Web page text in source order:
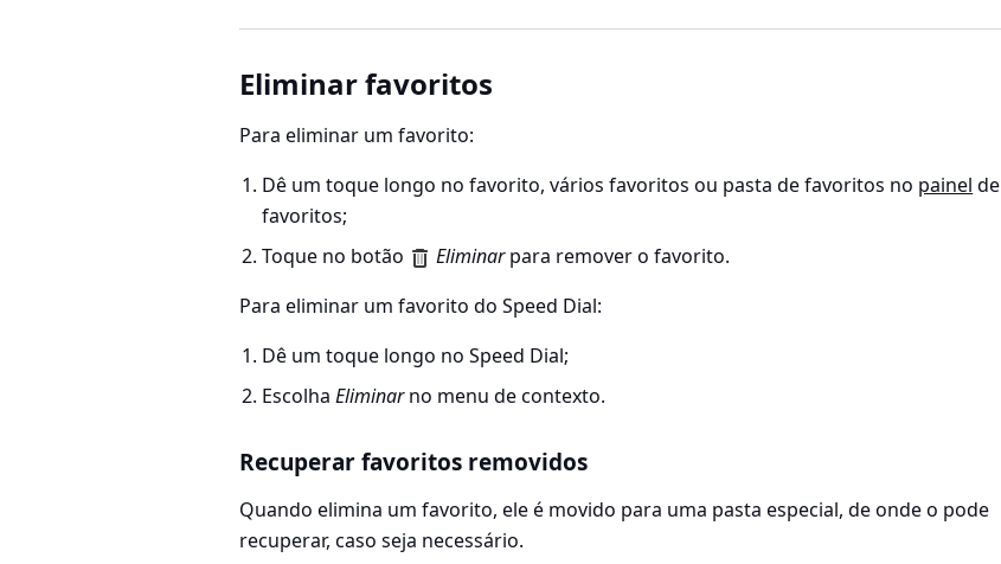
Eliminar favoritos
Para eliminar um favorito:
Dê um toque longo no favorito, vários favoritos ou pasta de favoritos no painel de
favoritos;
Toque no botão
Eliminarpara remover o favorito.
Para eliminar um favorito do Speed Dial:
Dê um toque longo no Speed Dial;
EscolhaEliminarno menu de contexto.
Recuperar favoritos removidos
Quando elimina um favorito, ele é movido para uma pasta especial, de onde o pode
recuperar, caso seja necessário.